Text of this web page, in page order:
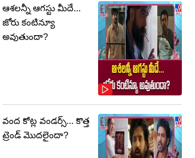
ఆశలన్నీ ఆగస్టు మీదే...
జోరు కంటిన్యూ
అవుతుందా?
వంద కోట్ల వండర్స్‌... కొత్త
ట్రెండ్‌ మొదలైందా?